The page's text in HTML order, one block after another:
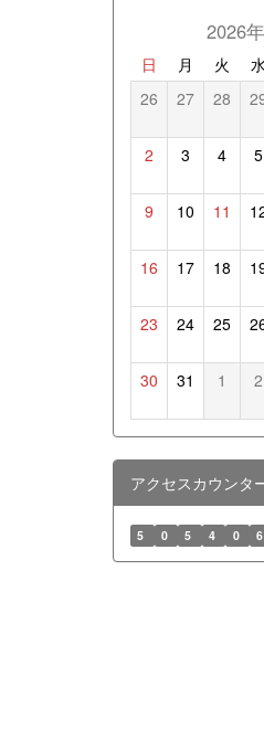
2026年
日 月 火
26 27 28
2 3 4 5
9 10 11
16 17 18
23 24 25
30 31 1 2
アクセスカウンタ
5 0 5 4 0 6